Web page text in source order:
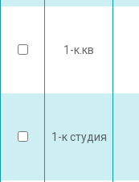
1-к.кв
1-к студия